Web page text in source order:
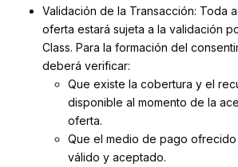
Validación de la Transacción: Toda
oferta estará sujeta a la validación
Class. Para la formación del
deberá verificar:
Que existe la cobertura y el
disponible al momento de la
oferta.
Que el medio de pago
válido y aceptado.